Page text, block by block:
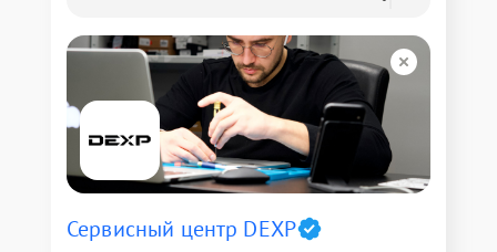
Сервисный центр DEXP